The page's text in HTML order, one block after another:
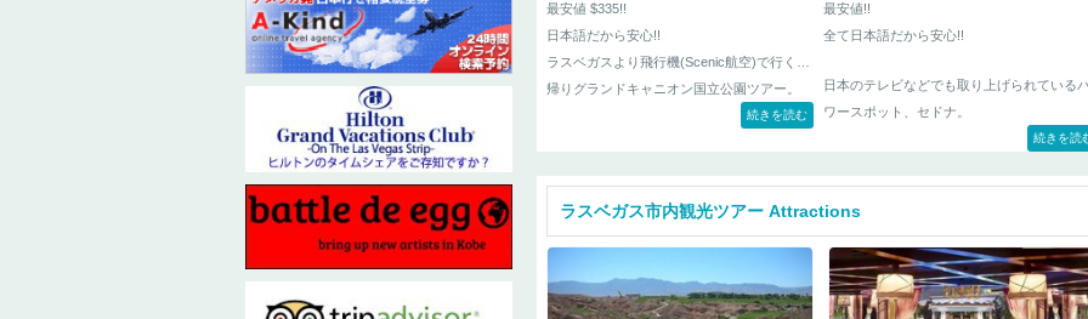
最安値 $335!!
日本語だから安心!!
ラスベガスより飛行機(Scenic航空)で行く日
帰りグランドキャニオン国立公園ツアー。
続きを読む
最安値!!
全て日本語だから安心!!
日本のテレビなどでも取り上げられている
ワースポット、セドナ。
神秘的な色彩をかもし出すアンテロープキ
この3つ巡り、さらにはモニュメントバレー
て世界一美しい朝日を評される”モニュメン
バレーの朝日”を鑑賞していただく、パワー
ポット・ツアー。
続きを読
ラスベガス市内観光ツアー Attractions